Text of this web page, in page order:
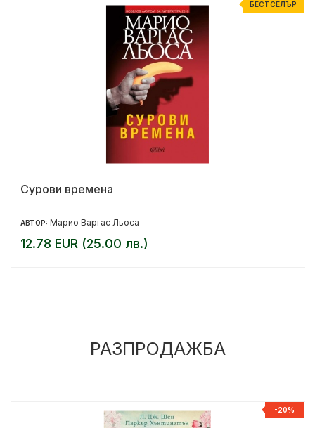
БЕСТСЕЛЪР
Сурови времена
АВТОР: Марио Варгас Льоса
12.78 EUR (25.00 лв.)
РАЗПРОДАЖБА
-20%